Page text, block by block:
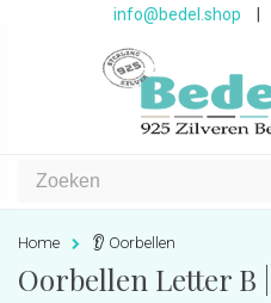
info@bedel.shop
Home 👂 Oorbellen
Oorbellen Letter B